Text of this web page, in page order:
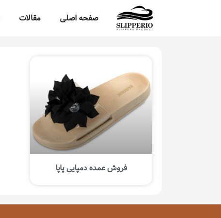
صفحه اصلی مقالات
فروش عمده دمپایی پاپا